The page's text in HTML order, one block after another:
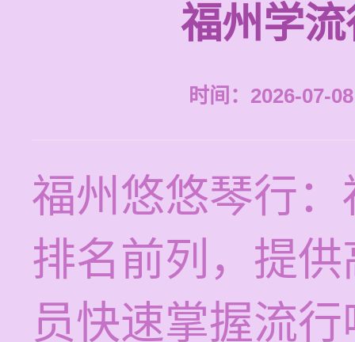
福州学
时间：2026-07-
福州悠悠琴行
排名前列，提
员快速掌握流